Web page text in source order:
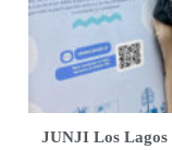
JUNJI Los Lagos